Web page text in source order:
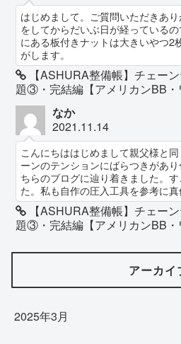
はじめまして。ご質問いただきあ
をしてからだいぶ日が経っている
にある板付きナットは大きいやつ2
がします。
【ASHURA整備帳】チェー
題③・完結編【アメリカンBB・
なか
2021.11.14
こんにちははじめまして親父様と
ーンのテンションにばらつきがあ
ちらのブログに辿り着きました。
た。私も自作の圧入工具を参考に
【ASHURA整備帳】チェー
題③・完結編【アメリカンBB・
アーカイ
2025年3月